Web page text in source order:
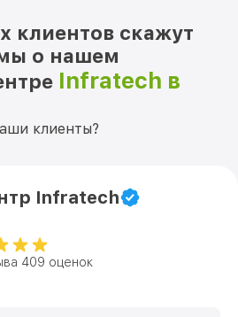
клиентов скажут
о нашем
Infratech в
клиенты?
Infratech
409 оценок